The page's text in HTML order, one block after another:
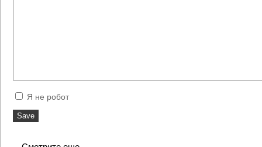
Я не робот